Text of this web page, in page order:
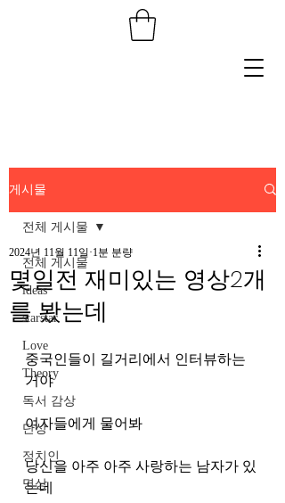
게시물
전체 게시물
ideas
starstar
Love
Theory
독서 감상
단상
정치인
명상
전체 게시물
몇일전 재미있는 영상2개
를 봤는데
2024년 11월 11일 1분 분량
중국인들이 길거리에서 인터뷰하는
거야
여자들에게 물어봐
당신을 아주 아주 사랑하는 남자가 있
는데